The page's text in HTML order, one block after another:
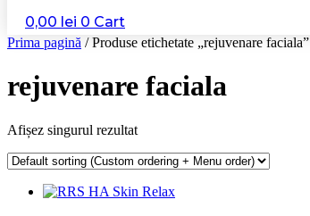
0,00 lei 0 Cart
Prima pagină / Produse etichetate „rejuvenare faciala”
rejuvenare faciala
Afișez singurul rezultat